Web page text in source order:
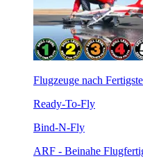
Flugzeuge nach
Ready-To-Fly
Bind-N-Fly
ARF - Beinahe